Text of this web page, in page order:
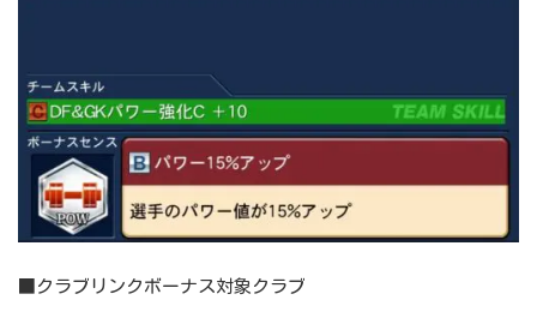
■クラブリンクボーナス対象クラブ